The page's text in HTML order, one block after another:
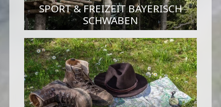
SPORT & FREIZEIT BAYERISCH
SCHWABEN